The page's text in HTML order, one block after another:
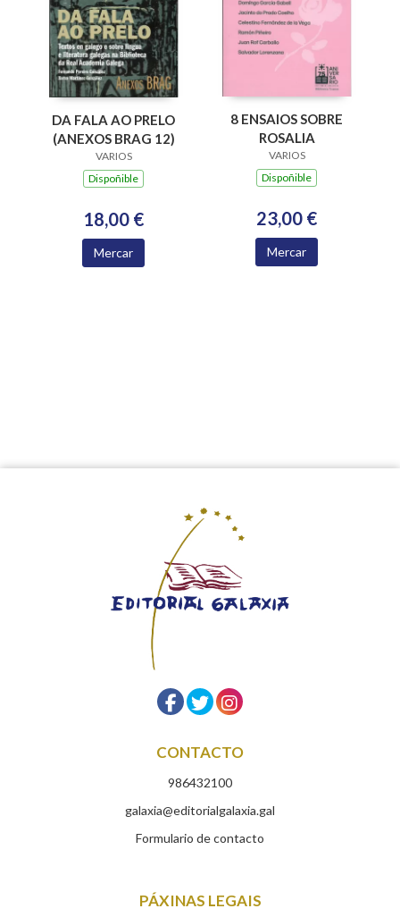
DA FALA AO PRELO
(ANEXOS BRAG 12)
VARIOS
Dispoñible
18,00 €
Mercar
8 ENSAIOS SOBRE
ROSALIA
VARIOS
Dispoñible
23,00 €
Mercar
CONTACTO
986432100
galaxia@editorialgalaxia.gal
Formulario de contacto
PÁXINAS LEGAIS